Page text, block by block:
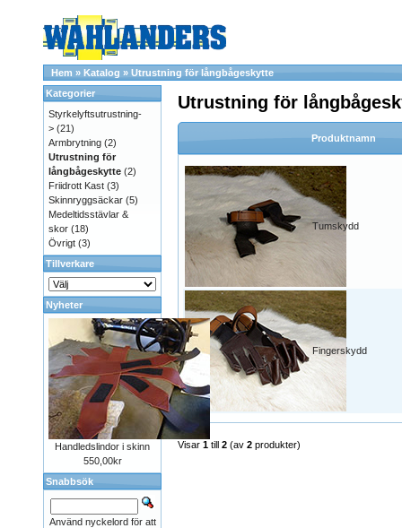
Hem »Katalog »Utrustning för långbågeskytte
Utrustning för
Produktnamn
Tumskydd
Fingerskydd
Visar1 till2 (av2 produkter)
Kategorier
Styrkelyftsutrustning-
> (21)
Armbrytning (2)
Utrustning för
långbågeskytte (2)
Friidrott Kast (3)
Skinnryggsäckar (5)
Medeltidsstävlar &
skor (18)
Övrigt (3)
Tillverkare
Nyheter
Handledslindor i skinn
550,00kr
Snabbsök
Använd nyckelord för att